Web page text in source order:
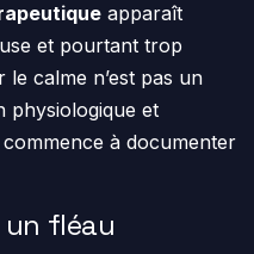
apparaît
et pourtant trop
calme n’est pas un
physiologique et
à documenter
fléau